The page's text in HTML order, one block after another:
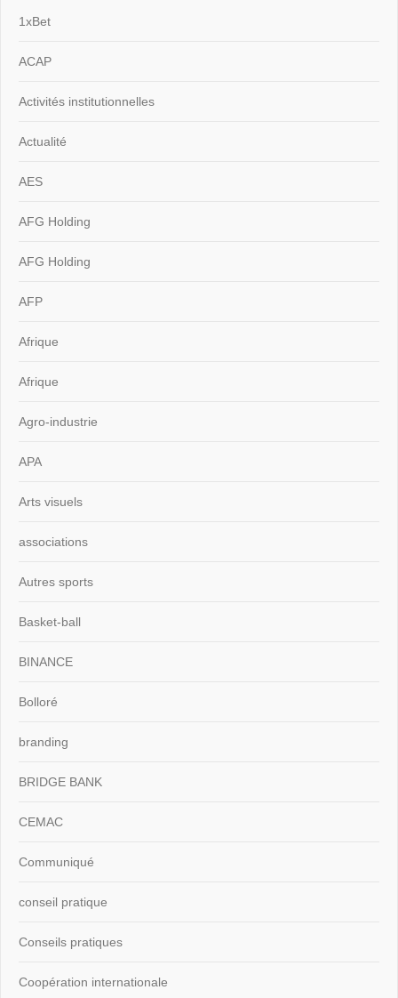
1xBet
ACAP
Activités institutionnelles
Actualité
AES
AFG Holding
AFG Holding
AFP
Afrique
Afrique
Agro-industrie
APA
Arts visuels
associations
Autres sports
Basket-ball
BINANCE
Bolloré
branding
BRIDGE BANK
CEMAC
Communiqué
conseil pratique
Conseils pratiques
Coopération internationale